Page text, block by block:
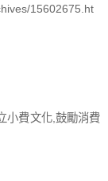
15602675.ht
小費文化,鼓勵消費